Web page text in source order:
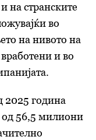
на странските
во
на нивото на
и во
2025 година
од 56,5 милиони